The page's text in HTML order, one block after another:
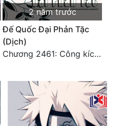
2 năm trước
Đế Quốc Đại Phản Tặc
(Dịch)
Chương 2461: Công kích đại doanh!